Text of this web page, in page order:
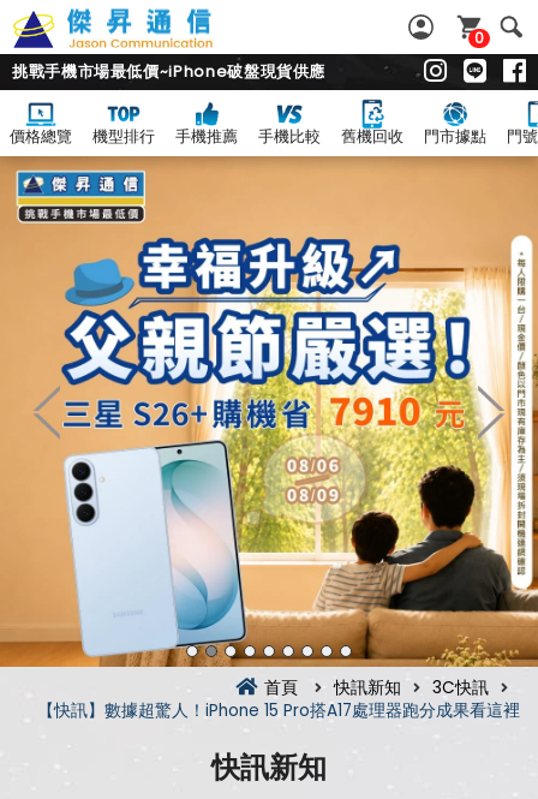
0
挑戰手機市場最低價~iPhone破盤現貨供應
價格總覽 機型排行 手機推薦 手機比較 舊機回收 門市據點 門
首頁 快訊新知
3C快訊
【快訊】數據超驚人！iPhone 15 Pro搭A17處理器跑分成果看這裡
快訊新知